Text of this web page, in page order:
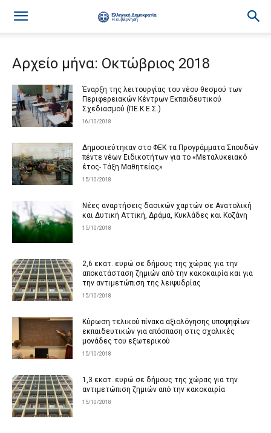
Αρχείο μήνα: Οκτώβριος 2018
Έναρξη της λειτουργίας του νέου θεσμού των
Περιφερειακών Κέντρων Εκπαιδευτικού
Σχεδιασμού (ΠΕ.Κ.Ε.Σ.)
16/10/2018
Δημοσιεύτηκαν στο ΦΕΚ τα Προγράμματα Σπουδών
πέντε νέων Ειδικοτήτων για το «Μεταλυκειακό
έτος- Τάξη Μαθητείας»
15/10/2018
Νέες αναρτήσεις δασικών χαρτών σε Ανατολική
και Δυτική Αττική, Δράμα, Κυκλάδες και Κοζάνη
15/10/2018
2,6 εκατ. ευρώ σε δήμους της χώρας για την
αποκατάσταση ζημιών από την κακοκαιρία και για
την αντιμετώπιση της λειψυδρίας
15/10/2018
Κύρωση τελικού πίνακα αξιολόγησης υποψηφίων
εκπαιδευτικών για απόσπαση στις σχολικές
μονάδες του εξωτερικού
15/10/2018
1,3 εκατ. ευρώ σε δήμους της χώρας για την
αντιμετώπιση ζημιών από την κακοκαιρία
15/10/2018